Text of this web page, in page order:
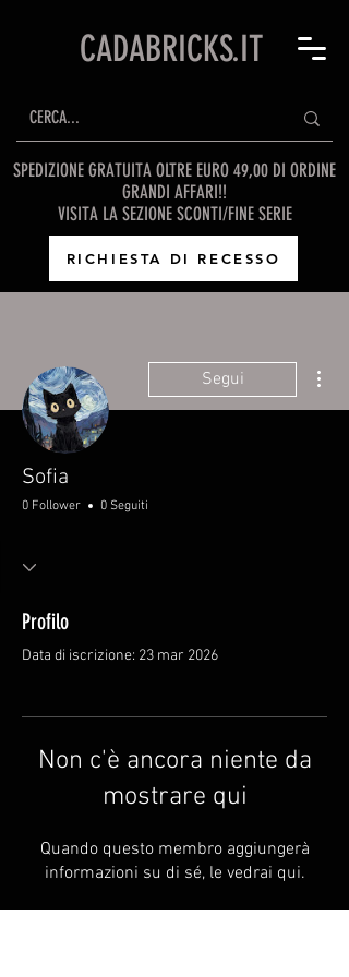
CADABRICKS.IT
SPEDIZIONE GRATUITA OLTRE EURO 49,00 DI ORDINE
GRANDI AFFARI!!
VISITA LA SEZIONE SCONTI/FINE SERIE
RICHIESTA DI RECESSO
Segui
Sofia
0 Follower 0 Seguiti
Profilo
Data di iscrizione: 23 mar 2026
Non c'è ancora niente da
mostrare qui
Quando questo membro aggiungerà
informazioni su di sé, le vedrai qui.